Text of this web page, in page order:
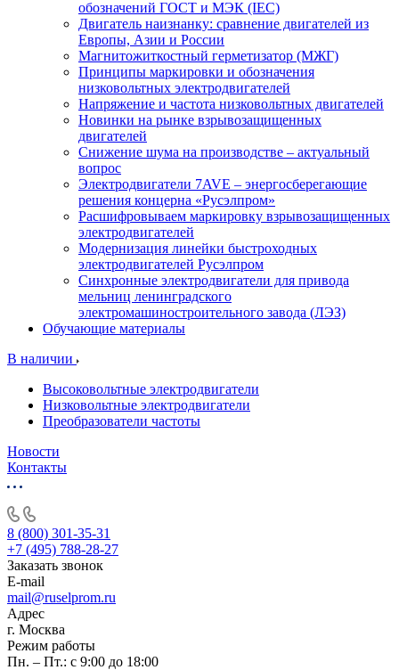
обозначений ГОСТ и МЭК (IEC)
Двигатель наизнанку: сравнение двигателей из
Европы, Азии и России
Магнитожиткостный герметизатор (МЖГ)
Принципы маркировки и обозначения
низковольтных электродвигателей
Напряжение и частота низковольтных двигателей
Новинки на рынке взрывозащищенных
двигателей
Снижение шума на производстве – актуальный
вопрос
Электродвигатели 7AVE – энергосберегающие
решения концерна «Русэлпром»
Расшифровываем маркировку взрывозащищенных
электродвигателей
Модернизация линейки быстроходных
электродвигателей Русэлпром
Синхронные электродвигатели для привода
мельниц ленинградского
электромашиностроительного завода (ЛЭЗ)
Обучающие материалы
В наличии
Высоковольтные электродвигатели
Низковольтные электродвигатели
Преобразователи частоты
Новости
Контакты
8 (800) 301-35-31
+7 (495) 788-28-27
Заказать звонок
E-mail
mail@ruselprom.ru
Адрес
г. Москва
Режим работы
Пн. – Пт.: с 9:00 до 18:00